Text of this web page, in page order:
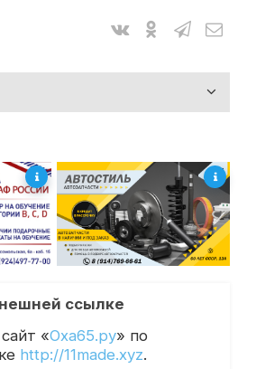
ссылке
«Оха65.ру» по
http://11made.xyz.